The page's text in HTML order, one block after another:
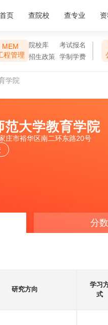
首页 查院校 查专业
MEM
程管理
院校库
考试报名
招生政策
学制学费
学院
范大学教育学院
庄市裕华区南二环东路20号
分
研究方向
学习
式